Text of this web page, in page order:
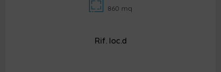
860 mq
Rif. loc.d